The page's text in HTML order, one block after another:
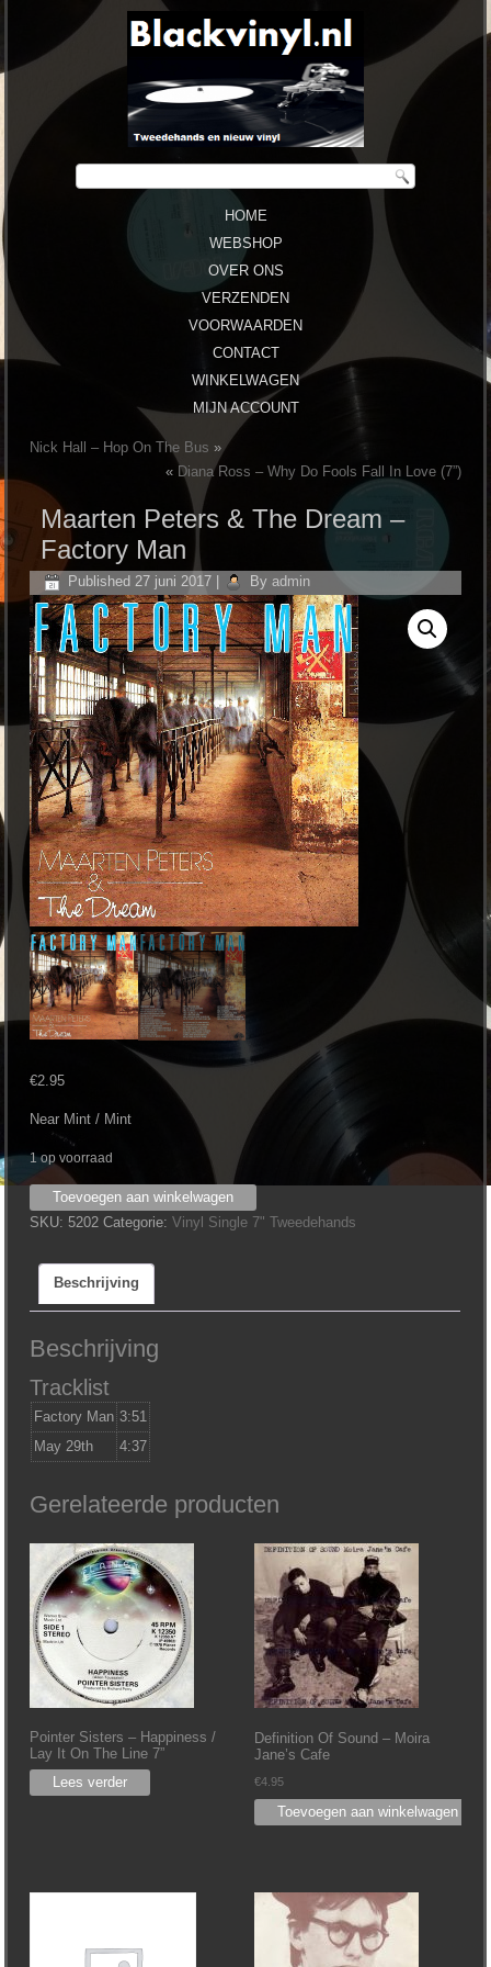
HOME
WEBSHOP
OVER ONS
VERZENDEN
VOORWAARDEN
CONTACT
WINKELWAGEN
MIJN ACCOUNT
Nick Hall ‎– Hop On The Bus »
« Diana Ross ‎– Why Do Fools Fall In Love (7”)
Maarten Peters & The Dream ‎–
Factory Man
Published 27 juni 2017 By admin
€2.95
Near Mint / Mint
1 op voorraad
Maarten
Peters
The
Dream
‎–
Factory
aantal
Toevoegen aan winkelwagen
SKU:5202 Categorie:Vinyl Single 7" Tweedehands
Beschrijving
Beschrijving
Tracklist
Factory Man 3:51
May 29th
4:37
Gerelateerde producten
Pointer Sisters ‎– Happiness /
Lay It On The Line 7”
Lees verder
Definition Of Sound ‎– Moira
Jane’s Cafe
€4.95
Toevoegen aan winkelwagen